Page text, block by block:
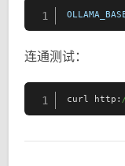
1
连通测试：
1 curl http: